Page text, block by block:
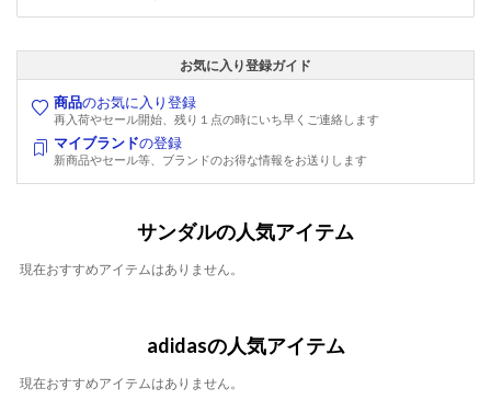
お気に入り登録ガイド
商品のお気に入り登録
再入荷やセール開始、残り１点の時にいち早くご連絡します
マイブランドの登録
新商品やセール等、ブランドのお得な情報をお送りします
サンダルの人気アイテム
現在おすすめアイテムはありません。
adidasの人気アイテム
現在おすすめアイテムはありません。